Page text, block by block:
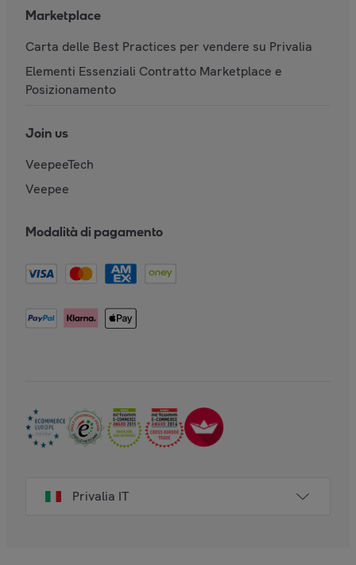
Marketplace
Carta delle Best Practices per vendere su Privalia
Elementi Essenziali Contratto Marketplace e
Posizionamento
Join us
VeepeeTech
Veepee
Modalità di pagamento
Privalia IT